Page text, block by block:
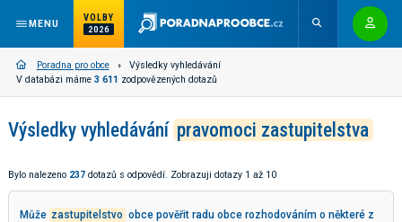
MENU
VOLBY
2026
Poradna pro obce
Výsledky vyhledávání
V databázi máme 3 611 zodpovězených dotazů
Výsledky vyhledávání pravomoci zastupitelstva
Bylo nalezeno 237 dotazů s odpovědí. Zobrazuji dotazy 1 až 10
Může zastupitelstvo obce pověřit radu obce rozhodováním o některé z